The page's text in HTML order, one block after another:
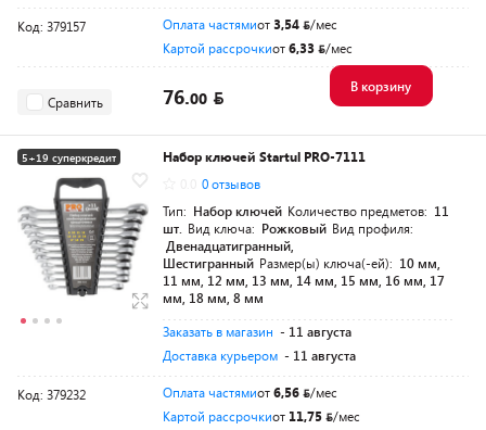
Код: 379157 Оплата частямиот3,54
/мес
Картой рассрочкиот6,33 /мес
Сравнить 76.00
В корзину
5+19 суперкредит
Разумная цена
Набор ключей Startul PRO-7111
0 отзывов
Тип: Набор ключей Количество предметов: 11
шт. Вид ключа: Рожковый Вид профиля:
Двенадцатигранный,
Шестигранный Размер(ы) ключа(-ей): 10 мм,
11 мм, 12 мм, 13 мм, 14 мм, 15 мм, 16 мм, 17
мм, 18 мм, 8 мм
Заказать в магазин - 11 августа
Доставка курьером - 11 августа
Код: 379232 Оплата частямиот6,56
/мес
Картой рассрочкиот 11,75 /мес